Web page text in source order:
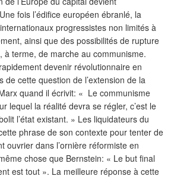
fois l’édifice européen ébranlé, la
progressistes non limités à
ainsi que des possibilités de rupture
à terme, de marche au communisme.
devenir révolutionnaire en
de cette question de l’extension de la
quand il écrivit: « Le communisme
lequel la réalité devra se régler, c’est le
l’état existant. » Les liquidateurs du
phrase de son contexte pour tenter de
ouvrier dans l’ornière réformiste en
chose que Bernstein: « Le but final
est tout ». La meilleure réponse à cette